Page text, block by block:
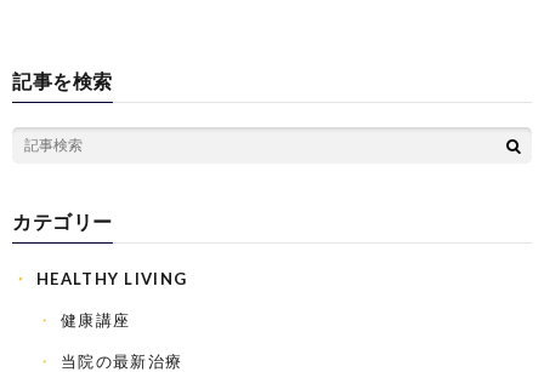
記事を検索
カテゴリー
HEALTHY LIVING
健康講座
当院の最新治療